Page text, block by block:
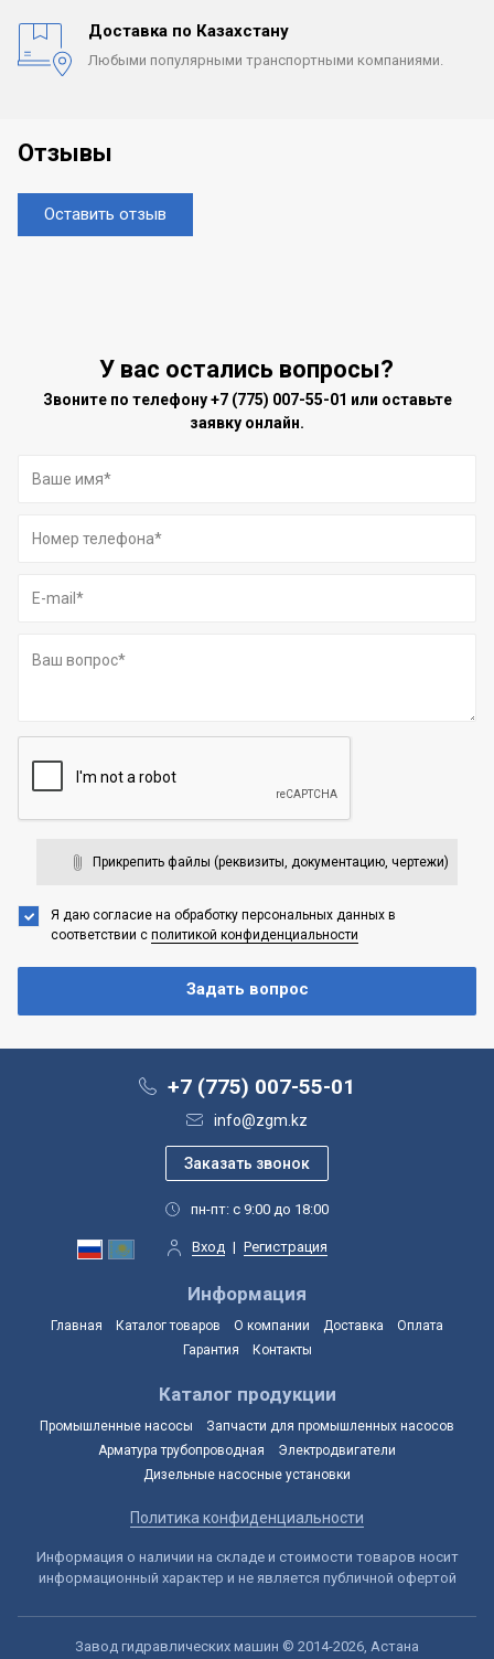
Доставка по Казахстану
Любыми популярными транспортными компаниями.
Отзывы
Оставить отзыв
У вас остались вопросы?
Звоните по телефону+7 (775) 007-55-01 или оставьте
заявку онлайн.
Прикрепить файлы (реквизиты, документацию, чертежи)
Я даю согласие на обработку персональных данных в
соответствии с политикой конфиденциальности
+7 (775) 007-55-01
info@zgm.kz
пн-пт: с 9:00 до 18:00
Вход | Регистрация
Информация
Главная Каталог товаров О компании Доставка
Оплата
Гарантия
Контакты
Каталог продукции
Промышленные насосы
Запчасти для промышленных насосов
Арматура трубопроводная
Электродвигатели
Дизельные насосные установки
Политика конфиденциальности
Информация о наличии на складе и стоимости товаров носит
информационный характер и не является публичной офертой
Завод гидравлических машин © 2014-2026, Астана